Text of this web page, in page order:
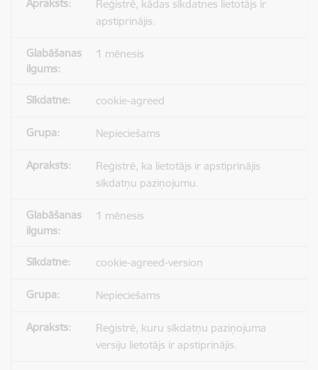
Reģistrē, kādas sīkdatnes lietotājs ir
apstiprinājis.
1 mēnesis
cookie-agreed
Nepieciešams
Reģistrē, ka lietotājs ir apstiprinājis
sīkdatņu paziņojumu.
1 mēnesis
cookie-agreed-version
Nepieciešams
Reģistrē, kuru sīkdatņu paziņojuma
versiju lietotājs ir apstiprinājis.